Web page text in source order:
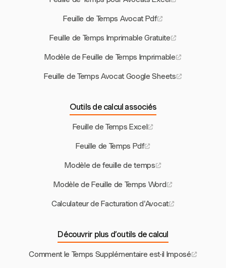
Feuille de Temps Avocat Pdf
Feuille de Temps Imprimable Gratuite
Modèle de Feuille de Temps Imprimable
Feuille de Temps Avocat Google Sheets
Outils de calcul associés
Feuille de Temps Excel
Feuille de Temps Pdf
Modèle de feuille de temps
Modèle de Feuille de Temps Word
Calculateur de Facturation d'Avocat
Découvrir plus d’outils de calcul
Comment le Temps Supplémentaire est-il Imposé